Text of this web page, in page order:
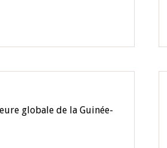
globale de la Guinée-